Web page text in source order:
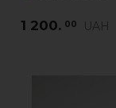
1 200. 00 UAH